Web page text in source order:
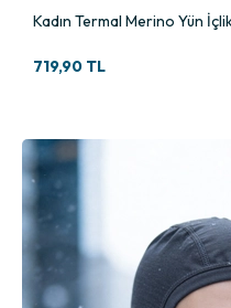
Kadın Termal Merino Yün
719,90 TL